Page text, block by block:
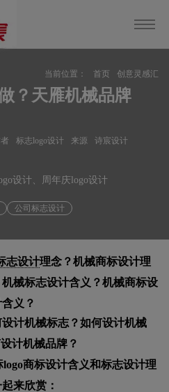
当前位置： 首页 创意灵感汇
？天雁机械品牌
标志logo设计 来源 诗宸设计
设计、周年庆logo设计
公司标志设计
志设计理念？机械商标设计理
械标志设计含义？机械商标设
义？
计机械标志？如何设计机械
计机械品牌？
商标设计含义和标志设计理
来欣赏：